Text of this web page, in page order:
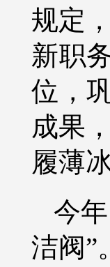
规定
新职
位，
成果
履薄
今
洁阀”